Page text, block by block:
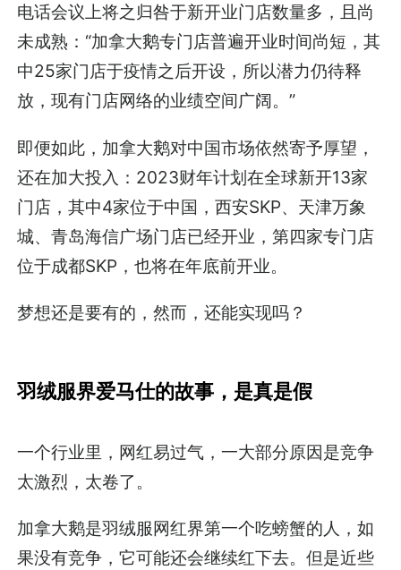
电话会议上将之归咎于新开业门店数量多，且尚
未成熟：“加拿大鹅专门店普遍开业时间尚短，其
中25家门店于疫情之后开设，所以潜力仍待释
放，现有门店网络的业绩空间广阔。”
即便如此，加拿大鹅对中国市场依然寄予厚望，
还在加大投入：2023财年计划在全球新开13家
门店，其中4家位于中国，西安SKP、天津万象
城、青岛海信广场门店已经开业，第四家专门店
位于成都SKP，也将在年底前开业。
梦想还是要有的，然而，还能实现吗？
羽绒服界爱马仕的故事，是真是假
一个行业里，网红易过气，一大部分原因是竞争
太激烈，太卷了。
加拿大鹅是羽绒服网红界第一个吃螃蟹的人，如
果没有竞争，它可能还会继续红下去。但是近些